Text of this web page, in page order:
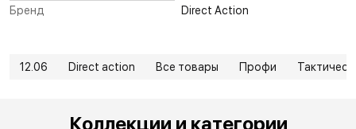
Бренд
Direct Action
12.06 Direct action Все товары Профи
Коллекции и категории